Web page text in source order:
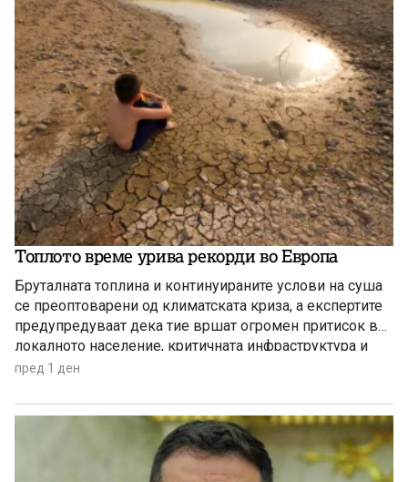
Топлото време урива рекорди во Европа
Бруталната топлина и континуираните услови на суша
се преоптоварени од климатската криза, а експертите
предупредуваат дека тие вршат огромен притисок врз
локалното население, критичната инфраструктура и
дивиот свет низ целиот регион.
пред 1 ден